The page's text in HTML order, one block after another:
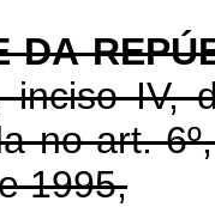
DA
IV,
no art.
1995,